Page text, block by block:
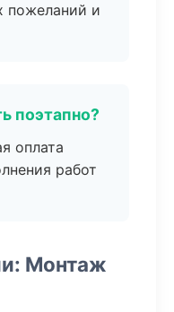
пожеланий и
поэтапно?
оплата
работ
Монтаж